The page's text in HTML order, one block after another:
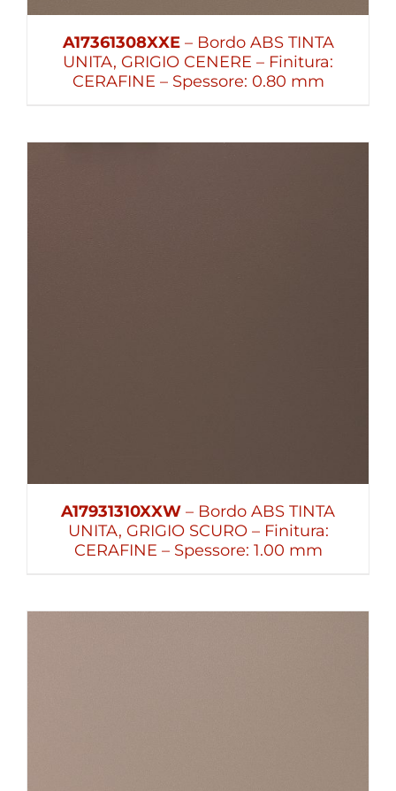
A17361308XXE– Bordo ABS TINTA
UNITA, GRIGIO CENERE – Finitura:
CERAFINE – Spessore: 0.80 mm
A17931310XXW – Bordo ABS TINTA
UNITA, GRIGIO SCURO – Finitura:
CERAFINE – Spessore: 1.00 mm